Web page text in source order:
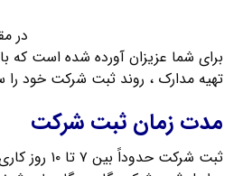
در
برای شما عزیزان آورده شده است که
تهیه مدارک ، روند ثبت شرکت خود را
مدت زمان ثبت شرکت
ثبت شرکت